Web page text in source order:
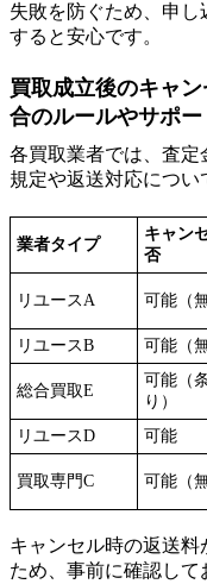
失敗を防ぐため、申
すると安心です。
買取成立後のキャ
合のルールやサポー
各買取業者では、査
規定や返送対応につい
業者タイプ
キャン
否
リユースA 可能（
リユースB
可能（
総合買取E
可能（
り）
リユースD
可能
買取専門C 可能（
キャンセル時の返送
ため、事前に確認して